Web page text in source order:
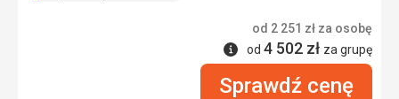
od 2 251 zł za osobę
Informacje
od 4 502 zł za grupę
Sprawdź cenę